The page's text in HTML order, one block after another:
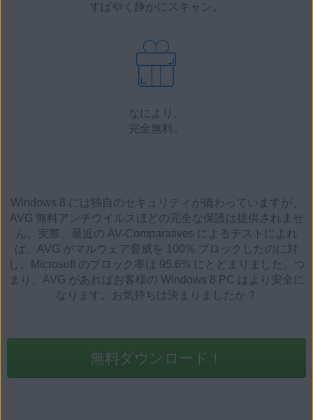
すばやく静かにスキャン。
なにより、
完全無料。
Windows 8 には独自のセキュリティが備わっていますが、
AVG 無料アンチウイルスほどの完全な保護は提供されませ
ん。実際、最近の AV-Comparatives によるテストによれ
ば、AVG がマルウェア脅威を 100% ブロックしたのに対
し、Microsoft のブロック率は 95.6% にとどまりました。つ
まり、AVG があればお客様の Windows 8 PC はより安全に
なります。
お気持ちは決まりましたか？
無料ダウンロード！